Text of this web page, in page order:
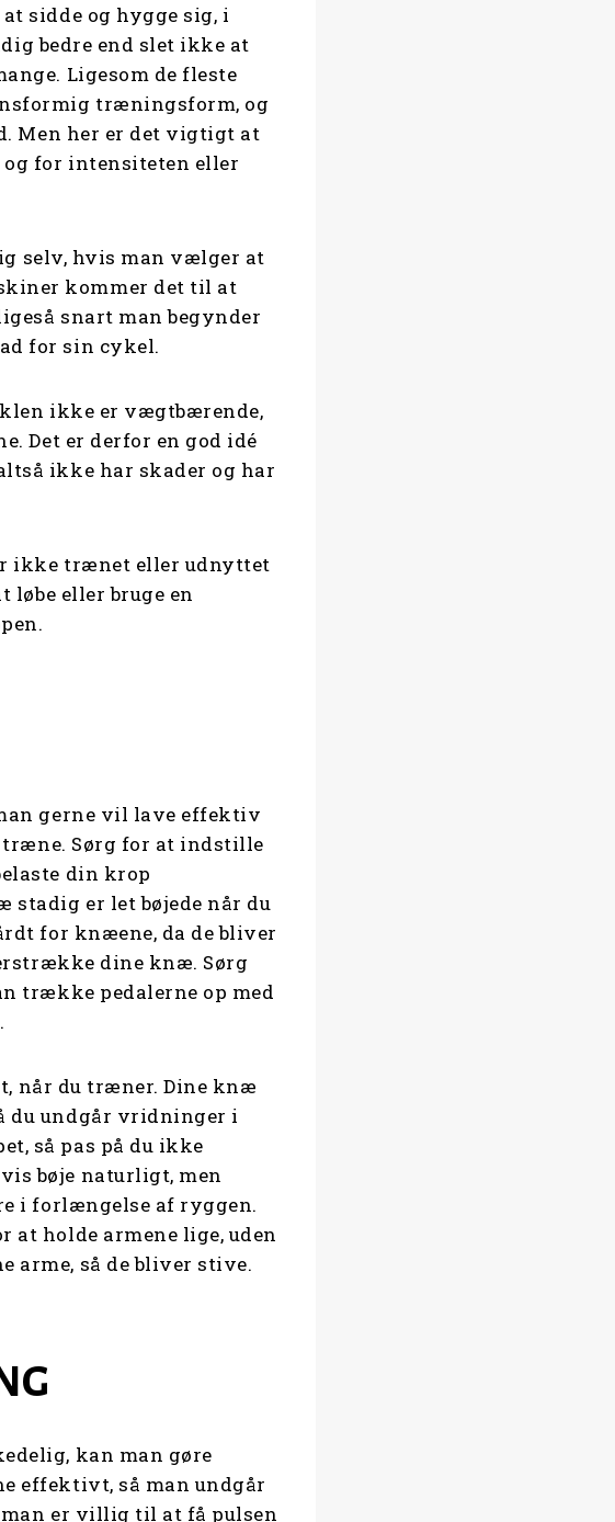
sidde og hygge sig, i
bedre end slet ikke at
Ligesom de fleste
træningsform, og
Men her er det vigtigt at
og for intensiteten eller
selv, hvis man vælger at
kommer det til at
snart man begynder
for sin cykel.
ikke er vægtbærende,
Det er derfor en god idé
ikke har skader og har
ikke trænet eller udnyttet
eller bruge en
gerne vil lave effektiv
Sørg for at indstille
din krop
stadig er let bøjede når du
for knæene, da de bliver
dine knæ. Sørg
trække pedalerne op med
når du træner. Dine knæ
du undgår vridninger i
så pas på du ikke
bøje naturligt, men
i forlængelse af ryggen.
at holde armene lige, uden
arme, så de bliver stive.
kan man gøre
effektivt, så man undgår
er villig til at få pulsen